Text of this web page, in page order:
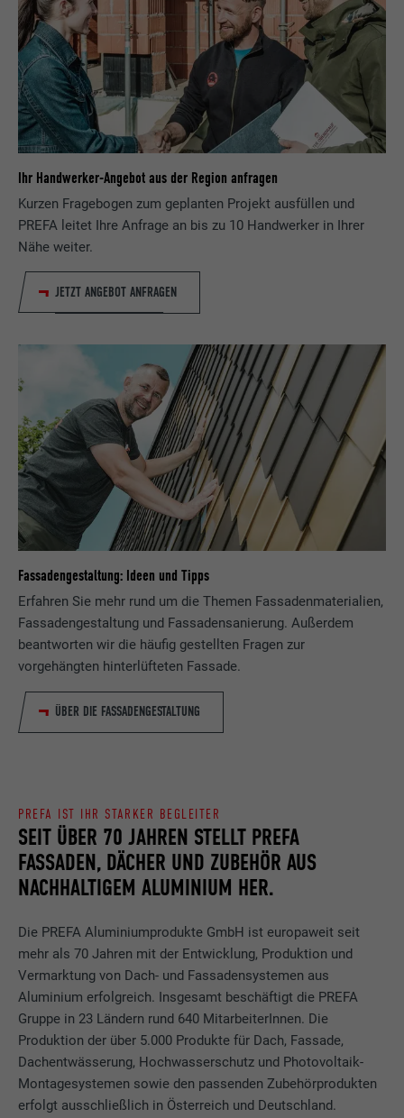
Ihr Handwerker-Angebot aus der Region anfragen
Kurzen Fragebogen zum geplanten Projekt ausfüllen und
PREFA leitet Ihre Anfrage an bis zu 10 Handwerker in Ihrer
Nähe weiter.
JETZT ANGEBOT ANFRAGEN
Fassadengestaltung: Ideen und Tipps
Erfahren Sie mehr rund um die Themen Fassadenmaterialien,
Fassadengestaltung und Fassadensanierung. Außerdem
beantworten wir die häufig gestellten Fragen zur
vorgehängten hinterlüfteten Fassade.
ÜBER DIE FASSADENGESTALTUNG
SEIT ÜBER 70 JAHREN STELLT PREFA
FASSADEN, DÄCHER UND ZUBEHÖR AUS
NACHHALTIGEM ALUMINIUM HER.
PREFA IST IHR STARKER BEGLEITER
Die PREFA Aluminiumprodukte GmbH ist europaweit seit
mehr als 70 Jahren mit der Entwicklung, Produktion und
Vermarktung von Dach- und Fassadensystemen aus
Aluminium erfolgreich. Insgesamt beschäftigt die PREFA
Gruppe in 23 Ländern rund 640 MitarbeiterInnen. Die
Produktion der über 5.000 Produkte für Dach, Fassade,
Dachentwässerung, Hochwasserschutz und Photovoltaik-
Montagesystemen sowie den passenden Zubehörprodukten
erfolgt ausschließlich in Österreich und Deutschland.